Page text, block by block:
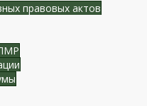
правовых актов